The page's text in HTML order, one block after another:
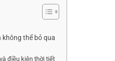
thể bỏ qua
điều kiện thời tiết